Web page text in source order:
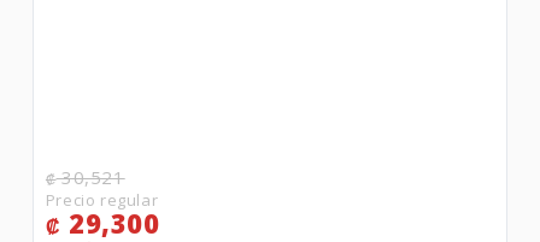
₡30,521
₡ 29,300